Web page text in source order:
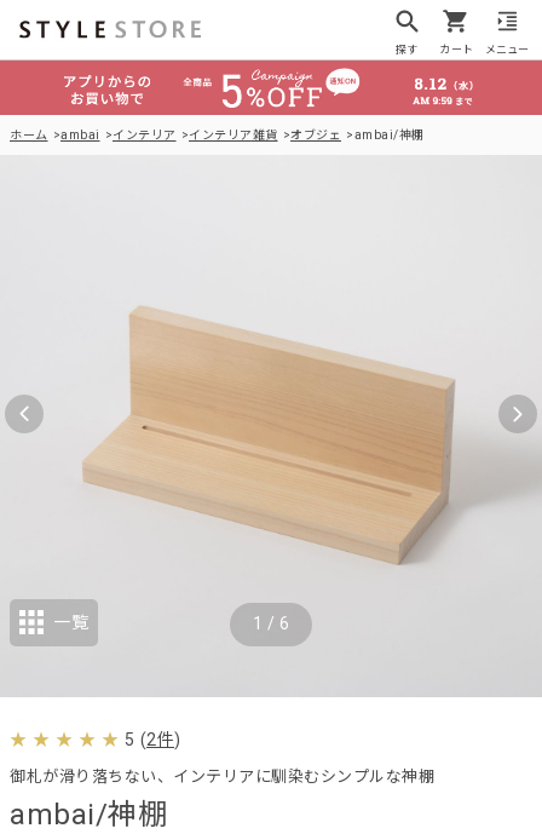
探す カート メニュー
ホーム ambai インテリア インテリア雑貨 オブジェ ambai/神棚
ambai/神棚
御札が滑り落ちない、インテリアに馴染むシンプルな神棚
5 (2件)
1 / 6
一覧